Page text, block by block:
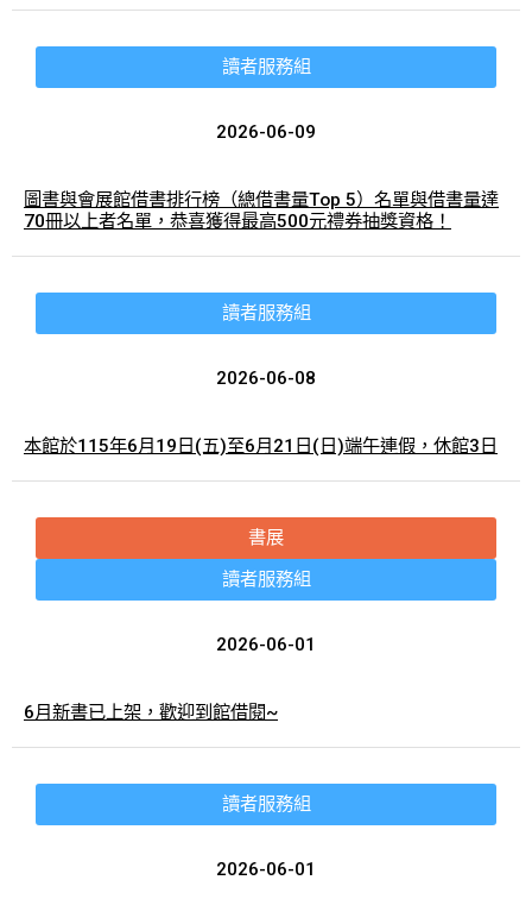
讀者服務組
2026-06-09
圖書與會展館借書排行榜（總借書量Top 5）名單與借書量達
70冊以上者名單，恭喜獲得最高500元禮券抽獎資格！
讀者服務組
2026-06-08
本館於115年6月19日(五)至6月21日(日)端午連假，休館3日
書展
讀者服務組
2026-06-01
6月新書已上架，歡迎到館借閱~
讀者服務組
2026-06-01